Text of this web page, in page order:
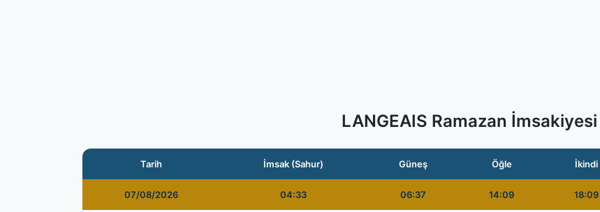
LANGEAIS Ramazan İmsakiyesi
Tarih İmsak (Sahur) Güneş Öğle İkindi
07/08/2026 04:33 06:37 14:09 18:09